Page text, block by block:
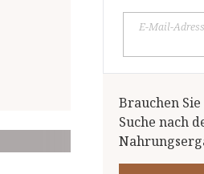
E-Mail-
Brauchen
Suche nach